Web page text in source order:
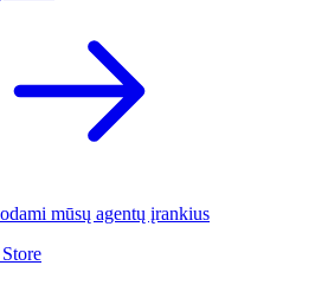
mūsų agentų įrankius